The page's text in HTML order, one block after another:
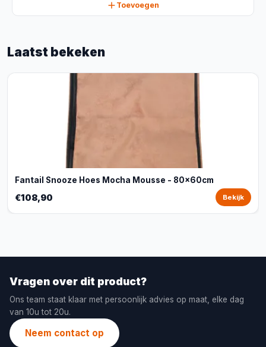
Toevoegen
Laatst bekeken
Fantail Snooze Hoes Mocha Mousse - 80x60cm
€108,90 Bekijk
Vragen over dit product?
Ons team staat klaar met persoonlijk advies op maat, elke dag
van 10u tot 20u.
Neem contact op